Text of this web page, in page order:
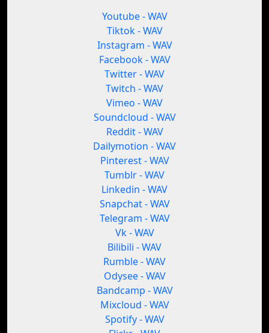
Youtube - WAV
Tiktok - WAV
Instagram - WAV
Facebook - WAV
Twitter - WAV
Twitch - WAV
Vimeo - WAV
Soundcloud - WAV
Reddit - WAV
Dailymotion - WAV
Pinterest - WAV
Tumblr - WAV
Linkedin - WAV
Snapchat - WAV
Telegram - WAV
Vk - WAV
Bilibili - WAV
Rumble - WAV
Odysee - WAV
Bandcamp - WAV
Mixcloud - WAV
Spotify - WAV